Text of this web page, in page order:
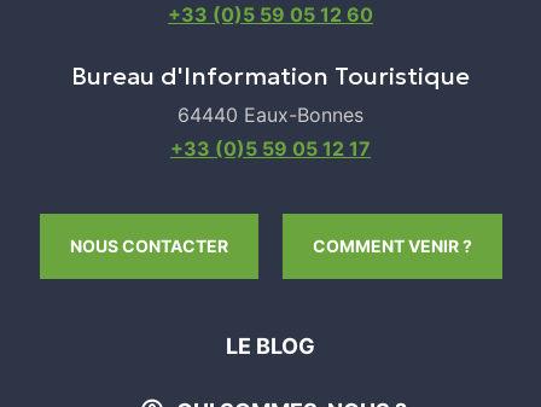
+33 (0)5 59 05 12 60
Bureau d'Information Touristique
64440 Eaux-Bonnes
+33 (0)5 59 05 12 17
NOUS CONTACTER COMMENT VENIR ?
LE BLOG